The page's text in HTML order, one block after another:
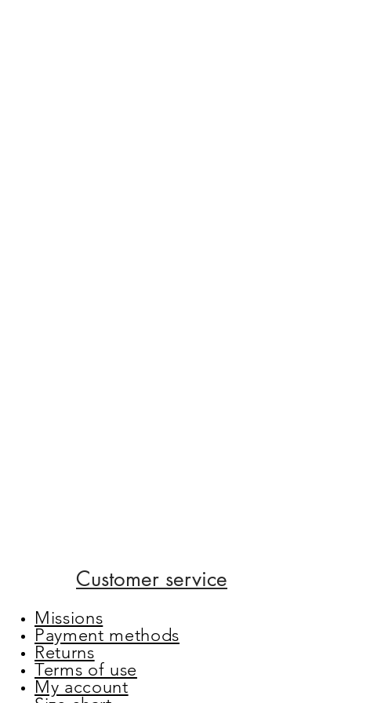
Customer service
Missions
Payment methods
Returns
Terms of use
My account